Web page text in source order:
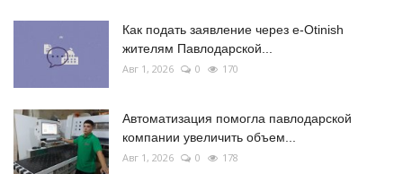
Как подать заявление через e-Otinish
жителям Павлодарской...
Авг 1, 2026 0 170
Автоматизация помогла павлодарской
компании увеличить объем...
Авг 1, 2026 0 178